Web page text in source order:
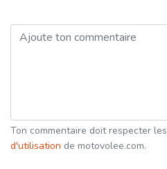
Ton commentaire doit respecter les
d'utilisation de motovolee.com.